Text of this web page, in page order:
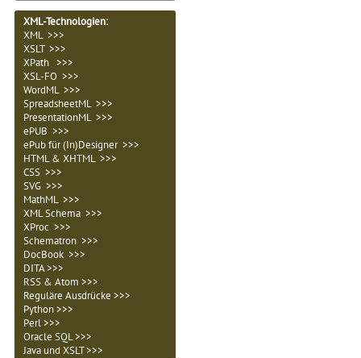
XML-Technologien:
XML >>>
XSLT >>>
XPath >>>
XSL-FO >>>
WordML >>>
SpreadsheetML >>>
PresentationML >>>
ePUB >>>
ePub für (In)Designer >>>
HTML & XHTML >>>
CSS >>>
SVG >>>
MathML >>>
XML Schema >>>
XProc >>>
Schematron >>>
DocBook >>>
DITA >>>
RSS & Atom >>>
Reguläre Ausdrücke >>>
Python >>>
Perl >>>
Oracle SQL >>>
Java und XSLT >>>